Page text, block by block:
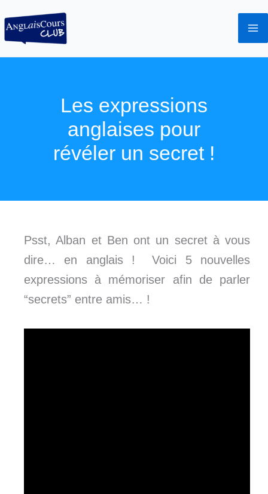
au
contenu
Les expressions
anglaises pour
révéler un secret !
Psst, Alban et Ben ont un secret à vous
dire… en anglais ! Voici 5 nouvelles
expressions à mémoriser afin de parler
“secrets” entre amis… !